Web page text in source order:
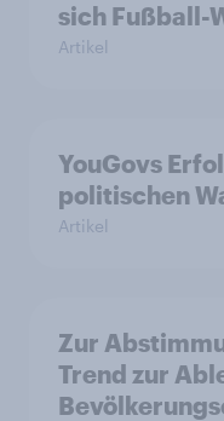
sich Fußball-
Artikel
YouGovs
politischen
Artikel
Zur
Trend zur